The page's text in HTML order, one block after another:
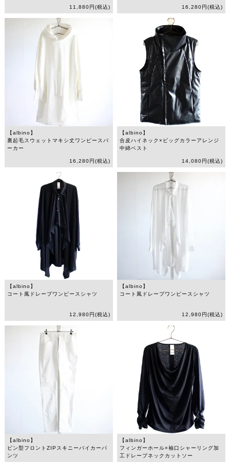
11,880円(税込) 16,280円(税込)
【albino】
裏起毛スウェットマキシ丈ワンピースパ
ーカー
16,280円(税込)
【albino】
合皮ハイネック×ビッグカラーアレンジ
中綿ベスト
14,080円(税込)
【albino】
コート風ドレープワンピースシャツ
12,980円(税込)
【albino】
コート風ドレープワンピースシャツ
12,980円(税込)
【albino】
ピン型フロントZIPスキニーバイカーパ
ンツ
【albino】
フィンガーホール×袖口シャーリング加
工ドレープネックカットソー